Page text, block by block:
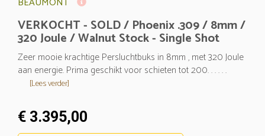
VERKOCHT - SOLD / Phoenix .309 / 8mm /
320 Joule / Walnut Stock - Single Shot
Zeer mooie krachtige Persluchtbuks in 8mm , met 320 Joule
aan energie. Prima geschikt voor schieten tot 200. . . . . .
[Lees verder]
€ 3.395,00